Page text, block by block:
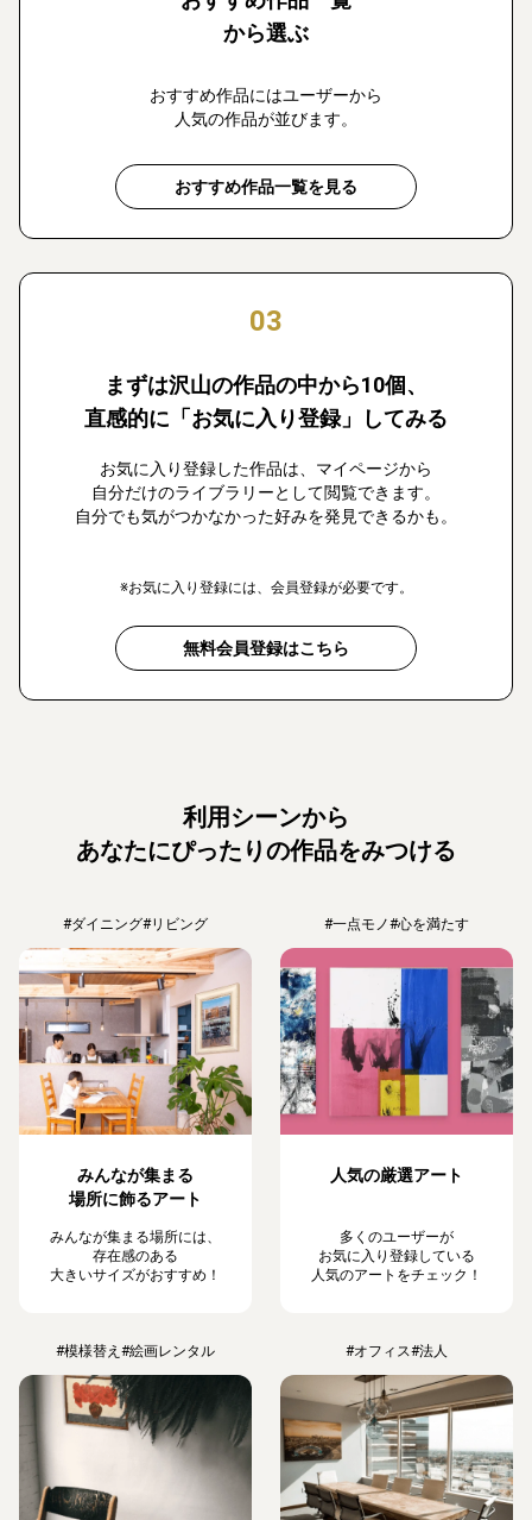
から選ぶ
おすすめ作品にはユーザーから
人気の作品が並びます。
おすすめ作品一覧を見る
03
まずは沢山の作品の中から10個、
直感的に「お気に入り登録」してみる
お気に入り登録した作品は、マイページから
自分だけのライブラリーとして閲覧できます。
自分でも気がつかなかった好みを発見できるかも。
※お気に入り登録には、会員登録が必要です。
無料会員登録はこちら
利用シーンから
あなたにぴったりの作品をみつける
#ダイニング#リビング
みんなが集まる
場所に飾るアート
みんなが集まる場所には、
存在感のある
大きいサイズがおすすめ！
#一点モノ#心を満たす
人気の厳選アート
多くのユーザーが
お気に入り登録している
人気のアートをチェック！
#模様替え #絵画レンタル #オフィス#法人